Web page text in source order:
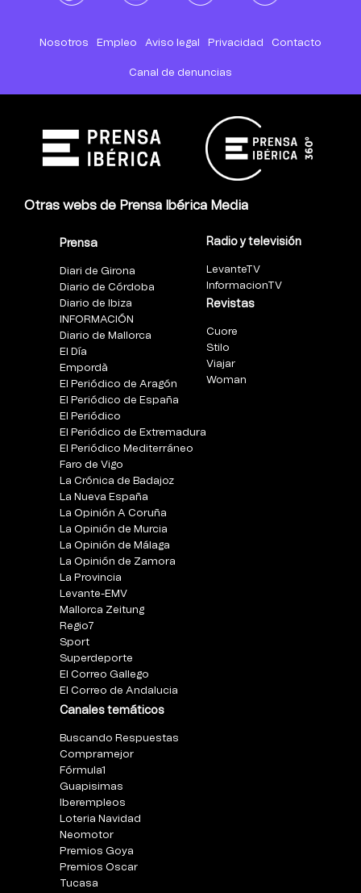
Nosotros Empleo Aviso legal Privacidad Contacto
Canal de denuncias
Otras webs de Prensa Ibérica Media
Prensa
Diari de Girona
Diario de Córdoba
Diario de Ibiza
INFORMACIÓN
Diario de Mallorca
El Día
Empordà
El Periódico de Aragón
El Periódico de España
El Periódico
El Periódico de Extremadura
El Periódico Mediterráneo
Faro de Vigo
La Crónica de Badajoz
La Nueva España
La Opinión A Coruña
La Opinión de Murcia
La Opinión de Málaga
La Opinión de Zamora
La Provincia
Levante-EMV
Mallorca Zeitung
Regio7
Sport
Superdeporte
El Correo Gallego
El Correo de Andalucia
Canales temáticos
Buscando Respuestas
Compramejor
Fórmula1
Guapisimas
Iberempleos
Loteria Navidad
Neomotor
Premios Goya
Premios Oscar
Tucasa
Radio y televisión
LevanteTV
InformacionTV
Revistas
Cuore
Stilo
Viajar
Woman